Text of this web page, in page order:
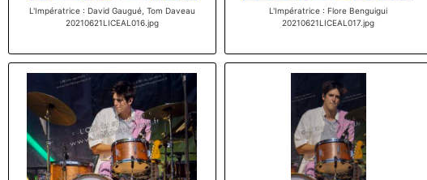
L'Impératrice : David Gaugué, Tom Daveau
20210621LICEAL016.jpg
L'Impératrice : Flore Benguigui
20210621LICEAL017.jpg